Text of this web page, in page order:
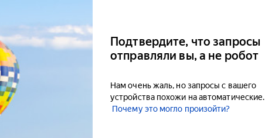
Подтвердите, что запросы
отправляли вы, а не робот
Нам очень жаль, но запросы с вашего
устройства похожи на автоматические.
Почему это могло произойти?